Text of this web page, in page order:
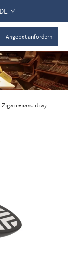
DE
Angebot anfordern
Zigarrenaschtray